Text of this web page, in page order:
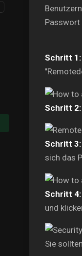
Passwort
Schritt 1:
Schritt 2:
Schritt 3:
sich das
Schritt 4:
und
Sie